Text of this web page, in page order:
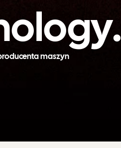
ology.
maszyn